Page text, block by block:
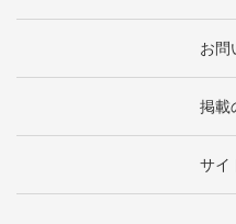
お問
掲載
サイ